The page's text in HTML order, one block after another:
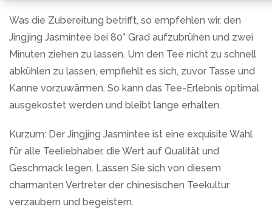
Was die Zubereitung betrifft, so empfehlen wir, den
Jingjing Jasmintee bei 80° Grad aufzubrühen und zwei
Minuten ziehen zu lassen. Um den Tee nicht zu schnell
abkühlen zu lassen, empfiehlt es sich, zuvor Tasse und
Kanne vorzuwärmen. So kann das Tee-Erlebnis optimal
ausgekostet werden und bleibt lange erhalten.
Kurzum: Der Jingjing Jasmintee ist eine exquisite Wahl
für alle Teeliebhaber, die Wert auf Qualität und
Geschmack legen. Lassen Sie sich von diesem
charmanten Vertreter der chinesischen Teekultur
verzaubern und begeistern.